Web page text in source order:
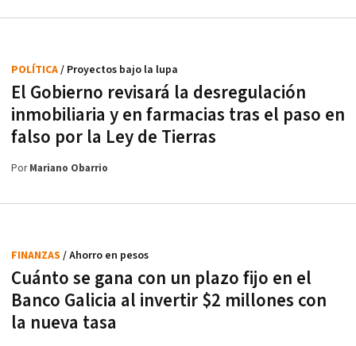
El Gobierno revisará la desregulación
inmobiliaria y en farmacias tras el paso en
falso por la Ley de Tierras
POLÍTICA/ Proyectos bajo la lupa
PorMariano Obarrio
Cuánto se gana con un plazo fijo en el
Banco Galicia al invertir $2 millones con
la nueva tasa
FINANZAS / Ahorro en pesos